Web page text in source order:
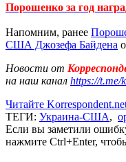
Порошенко за год
Напомним, ранее
США Джозефа Байдена
Новости от
на наш канал https://t.me/
Читайте
ТЕГИ: Украина-США,
Если вы заметили
нажмите Ctrl+Enter,